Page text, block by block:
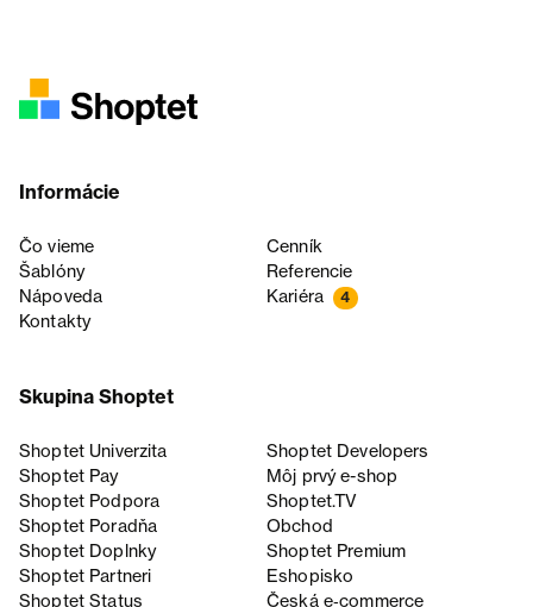
Informácie
Čo vieme
Cenník
Šablóny
Referencie
Nápoveda
Kariéra 4
Kontakty
Skupina Shoptet
Shoptet Univerzita
Shoptet Developers
Shoptet Pay
Môj prvý e-shop
Shoptet Podpora
Shoptet.TV
Shoptet Poradňa
Obchod
Shoptet Doplnky
Shoptet Premium
Shoptet Partneri
Eshopisko
Shoptet Status
Česká e‑commerce